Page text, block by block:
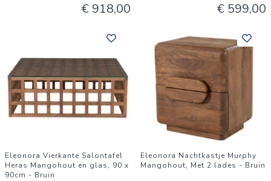
€ 918,00 € 599,00
Eleonora Vierkante Salontafel
Heras Mangohout en glas, 90 x
90cm - Bruin
Eleonora Nachtkastje Murphy
Mangohout, Met 2 lades - Bruin